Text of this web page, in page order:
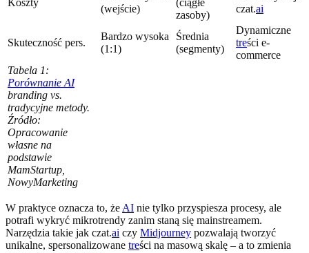
Koszty
(wejście)
(ciągłe
zasoby)
czat.ai
Skuteczność pers.
Bardzo wysoka
(1:1)
Średnia
(segmenty)
Dynamiczne
treści e-
commerce
Tabela 1:
Porównanie AI
branding vs.
tradycyjne metody.
Źródło:
Opracowanie
własne na
podstawie
MamStartup,
NowyMarketing
W praktyce oznacza to, że AI nie tylko przyspiesza procesy, ale
potrafi wykryć mikrotrendy zanim staną się mainstreamem.
Narzędzia takie jak czat.ai czy Midjourney pozwalają tworzyć
unikalne, spersonalizowane treści na masową skalę – a to zmienia